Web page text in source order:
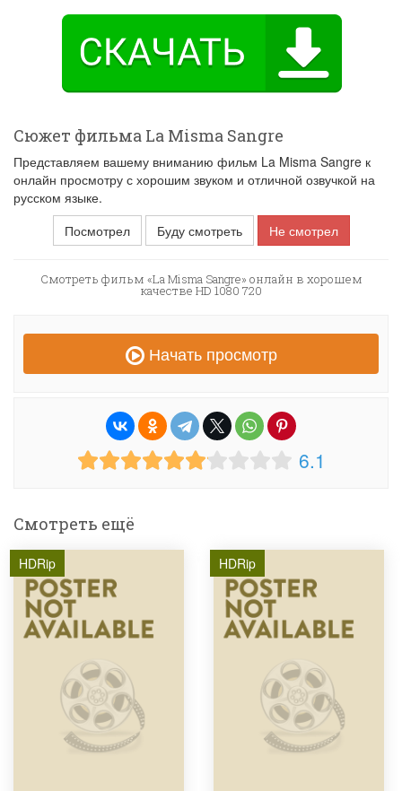
Сюжет фильма La Misma Sangre
Представляем вашему вниманию фильм La Misma Sangre к
онлайн просмотру с хорошим звуком и отличной озвучкой на
русском языке.
Посмотрел
Буду смотреть Не смотрел
Смотреть фильм «La Misma Sangre» онлайн в хорошем
качестве HD 1080 720
Начать просмотр
6.1
Смотреть ещё
HDRip HDRip